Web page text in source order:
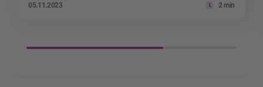
05.11.2023 2 min